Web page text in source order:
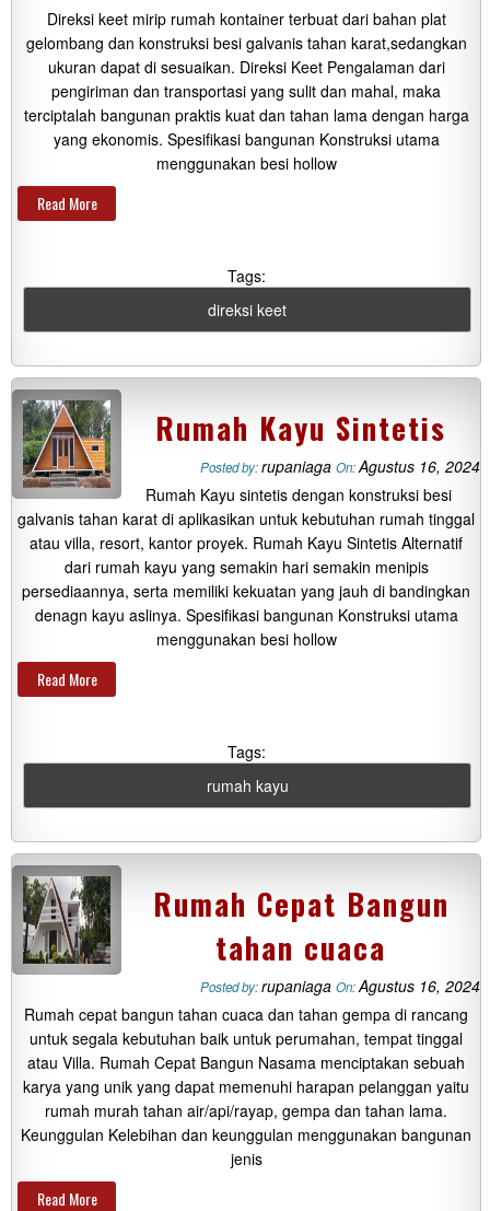
Direksi keet mirip rumah kontainer terbuat dari bahan plat
gelombang dan konstruksi besi galvanis tahan karat,sedangkan
ukuran dapat di sesuaikan. Direksi Keet Pengalaman dari
pengiriman dan transportasi yang sulit dan mahal, maka
terciptalah bangunan praktis kuat dan tahan lama dengan harga
yang ekonomis. Spesifikasi bangunan Konstruksi utama
menggunakan besi hollow
Read More
Tags:
direksi keet
Rumah Kayu Sintetis
Posted by:rupaniaga On:Agustus 16, 2024
Rumah Kayu sintetis dengan konstruksi besi
galvanis tahan karat di aplikasikan untuk kebutuhan rumah tinggal
atau villa, resort, kantor proyek. Rumah Kayu Sintetis Alternatif
dari rumah kayu yang semakin hari semakin menipis
persediaannya, serta memiliki kekuatan yang jauh di bandingkan
denagn kayu aslinya. Spesifikasi bangunan Konstruksi utama
menggunakan besi hollow
Read More
Tags:
rumah kayu
Rumah Cepat Bangun
tahan cuaca
Posted by:rupaniaga On:Agustus 16, 2024
Rumah cepat bangun tahan cuaca dan tahan gempa di rancang
untuk segala kebutuhan baik untuk perumahan, tempat tinggal
atau Villa. Rumah Cepat Bangun Nasama menciptakan sebuah
karya yang unik yang dapat memenuhi harapan pelanggan yaitu
rumah murah tahan air/api/rayap, gempa dan tahan lama.
Keunggulan Kelebihan dan keunggulan menggunakan bangunan
jenis
Read More